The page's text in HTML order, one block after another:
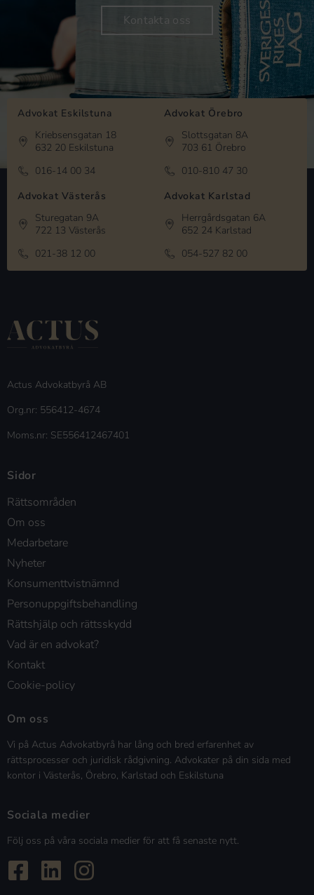
Kontakta oss
Advokat Eskilstuna
Kriebsensgatan 18
632 20 Eskilstuna
016-14 00 34
Advokat Örebro
Slottsgatan 8A
703 61 Örebro
010-810 47 30
Advokat Västerås
Sturegatan 9A
722 13 Västerås
021-38 12 00
Advokat Karlstad
Herrgårdsgatan 6A
652 24 Karlstad
054-527 82 00
Actus Advokatbyrå AB
Org.nr: 556412-4674
Moms.nr: SE556412467401
Sidor
Rättsområden
Om oss
Medarbetare
Nyheter
Konsumenttvistnämnd
Personuppgiftsbehandling
Rättshjälp och rättsskydd
Vad är en advokat?
Kontakt
Cookie-policy
Om oss
Vi på Actus Advokatbyrå har lång och bred erfarenhet av
rättsprocesser och juridisk rådgivning. Advokater på din sida med
kontor i Västerås, Örebro, Karlstad och Eskilstuna
Sociala medier
Följ oss på våra sociala medier för att få senaste nytt.